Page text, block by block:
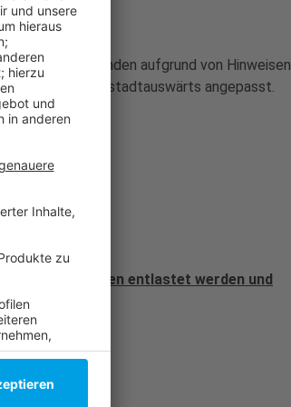
dort finden aufgrund von Hinweisen
stadtauswärts angepasst.
sollen Menschen entlastet werden und